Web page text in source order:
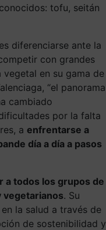
tofu, seitán
diferenciarse ante la
con grandes
en su gama de
“el panorama
cambiado
por la falta
a enfrentarse a
día a día a pasos
a todos los grupos de
vegetarianos. Su
la salud a través de
de sostenibilidad y